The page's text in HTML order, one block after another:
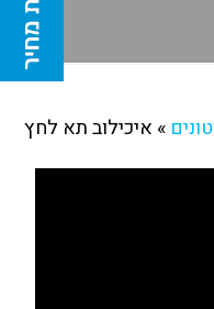
» איכילוב תא לחץ